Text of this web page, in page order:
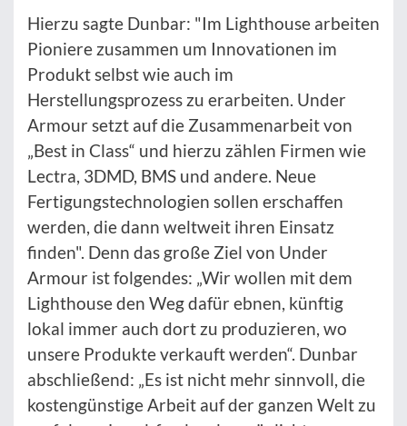
Hierzu sagte Dunbar: "Im Lighthouse arbeiten
Pioniere zusammen um Innovationen im
Produkt selbst wie auch im
Herstellungsprozess zu erarbeiten. Under
Armour setzt auf die Zusammenarbeit von
„Best in Class“ und hierzu zählen Firmen wie
Lectra, 3DMD, BMS und andere. Neue
Fertigungstechnologien sollen erschaffen
werden, die dann weltweit ihren Einsatz
finden". Denn das große Ziel von Under
Armour ist folgendes: „Wir wollen mit dem
Lighthouse den Weg dafür ebnen, künftig
lokal immer auch dort zu produzieren, wo
unsere Produkte verkauft werden“. Dunbar
abschließend: „Es ist nicht mehr sinnvoll, die
kostengünstige Arbeit auf der ganzen Welt zu